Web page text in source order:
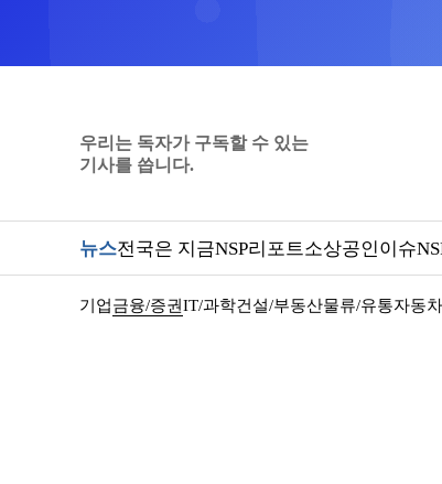
우리는 독자가 구독할 수 있는
기사를 씁니다.
뉴스전국은 지금NSP리포트소상공인이슈
기업금융/증권IT/과학건설/부동산물류/유통자동차